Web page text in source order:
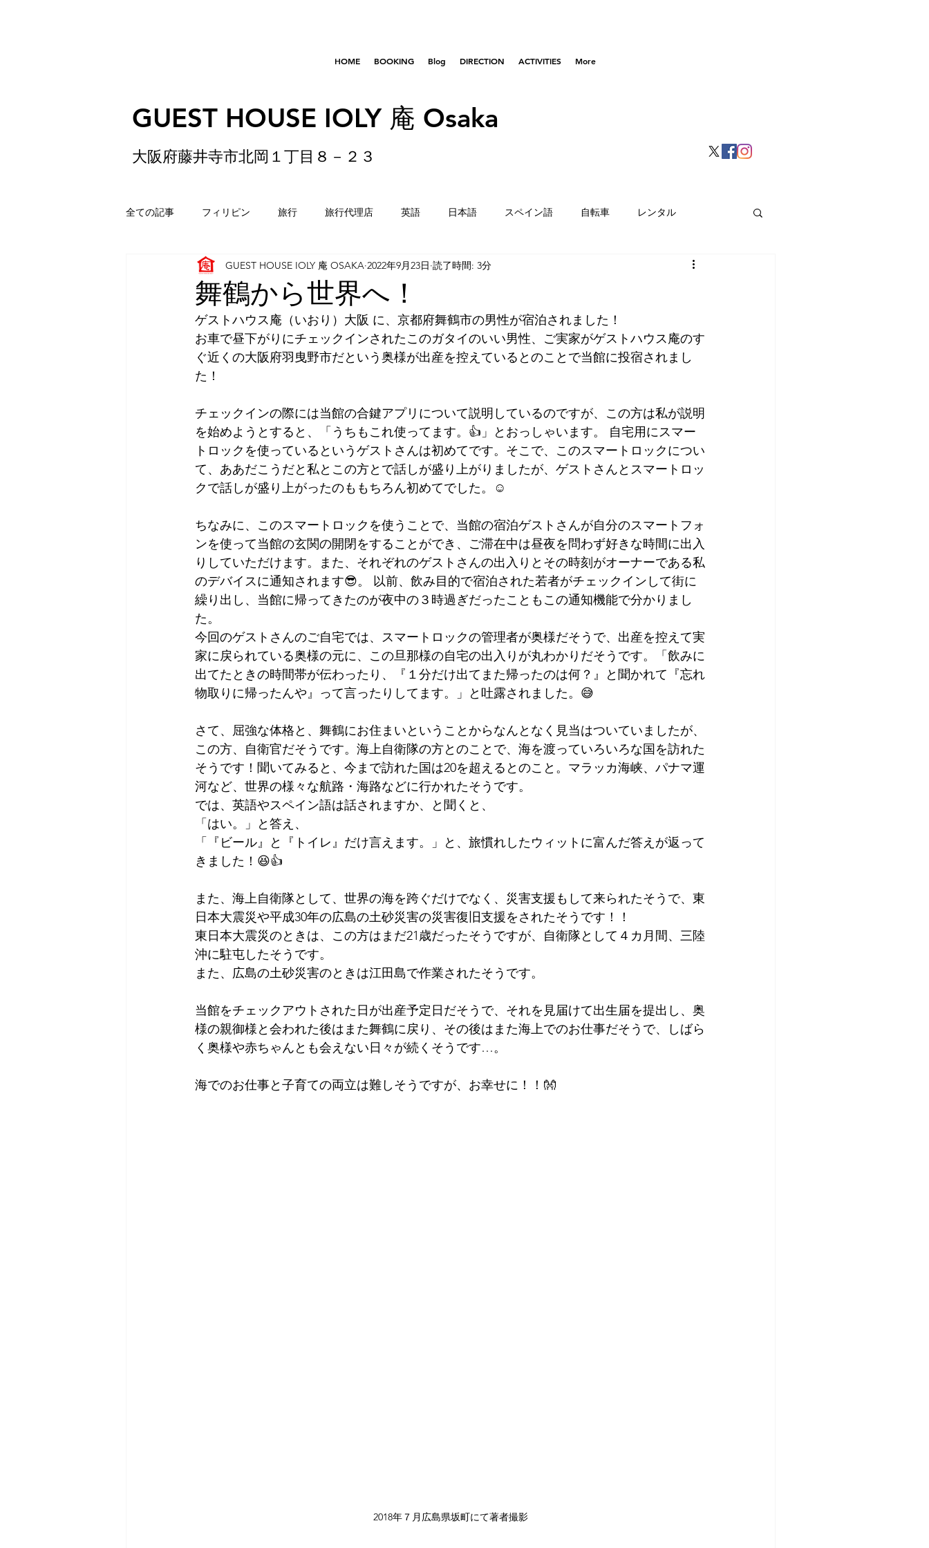
HOME BOOKING Blog DIRECTION ACTIVITIES More
GUEST HOUSE IOLY 庵 Osaka
大阪府藤井寺市北岡１丁目８－２３
全ての記事 フィリピン 旅行 旅行代理店 英語 日本語 スペイン語 自転車 レンタル
ゲストハウス 松原 香港 はびきのコロセアム 東京 Hong Kong
Yokohama 古市古墳群 鼓いちじくソース 恵我ノ荘駅 サンドイッチ
舞鶴から世界へ！
GUEST HOUSE IOLY 庵 OSAKA 2022年9月23日 読了時間: 3分
ゲストハウス庵（いおり）大阪 に、京都府舞鶴市の男性が宿泊されました！
お車で昼下がりにチェックインされたこのガタイのいい男性、ご実家がゲストハウス庵のす
ぐ近くの大阪府羽曳野市だという奥様が出産を控えているとのことで当館に投宿されまし
た！
チェックインの際には当館の合鍵アプリについて説明しているのですが、この方は私が説明
を始めようとすると、「うちもこれ使ってます。👍」とおっしゃいます。 自宅用にスマー
トロックを使っているというゲストさんは初めてです。そこで、このスマートロックについ
て、ああだこうだと私とこの方とで話しが盛り上がりましたが、ゲストさんとスマートロッ
クで話しが盛り上がったのももちろん初めてでした。☺
ちなみに、このスマートロックを使うことで、当館の宿泊ゲストさんが自分のスマートフォ
ンを使って当館の玄関の開閉をすることができ、ご滞在中は昼夜を問わず好きな時間に出入
りしていただけます。また、それぞれのゲストさんの出入りとその時刻がオーナーである私
のデバイスに通知されます😎。 以前、飲み目的で宿泊された若者がチェックインして街に
繰り出し、当館に帰ってきたのが夜中の３時過ぎだったこともこの通知機能で分かりまし
た。
今回のゲストさんのご自宅では、スマートロックの管理者が奥様だそうで、出産を控えて実
家に戻られている奥様の元に、この旦那様の自宅の出入りが丸わかりだそうです。「飲みに
出てたときの時間帯が伝わったり、『１分だけ出てまた帰ったのは何？』と聞かれて『忘れ
物取りに帰ったんや』って言ったりしてます。」と吐露されました。😅
さて、屈強な体格と、舞鶴にお住まいということからなんとなく見当はついていましたが、
この方、自衛官だそうです。海上自衛隊の方とのことで、海を渡っていろいろな国を訪れた
そうです！聞いてみると、今まで訪れた国は20を超えるとのこと。マラッカ海峡、パナマ運
河など、世界の様々な航路・海路などに行かれたそうです。
では、英語やスペイン語は話されますか、と聞くと、
「はい。」と答え、
「『ビール』と『トイレ』だけ言えます。」と、旅慣れしたウィットに富んだ答えが返って
きました！😆👍
また、海上自衛隊として、世界の海を跨ぐだけでなく、災害支援もして来られたそうで、東
日本大震災や平成30年の広島の土砂災害の災害復旧支援をされたそうです！！
東日本大震災のときは、この方はまだ21歳だったそうですが、自衛隊として４カ月間、三陸
沖に駐屯したそうです。
また、広島の土砂災害のときは江田島で作業されたそうです。
当館をチェックアウトされた日が出産予定日だそうで、それを見届けて出生届を提出し、奥
様の親御様と会われた後はまた舞鶴に戻り、その後はまた海上でのお仕事だそうで、しばら
く奥様や赤ちゃんとも会えない日々が続くそうです…。
海でのお仕事と子育ての両立は難しそうですが、お幸せに！！👐
2018年７月広島県坂町にて著者撮影